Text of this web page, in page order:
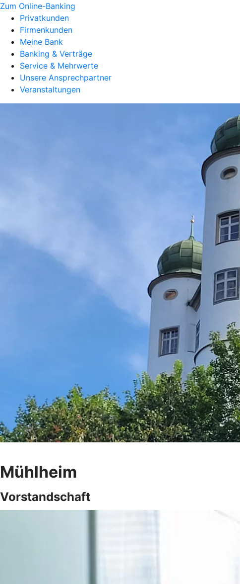
Zum Online-Banking
Privatkunden
Firmenkunden
Meine Bank
Banking & Verträge
Service & Mehrwerte
Unsere Ansprechpartner
Veranstaltungen
Mühlheim
Vorstandschaft